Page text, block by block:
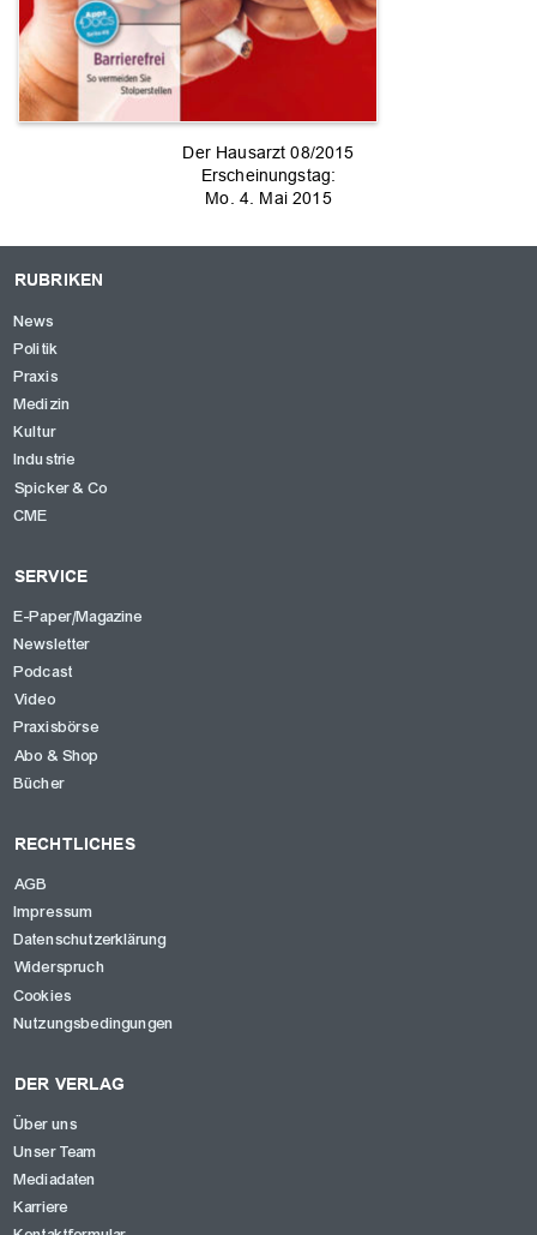
Der Hausarzt 08/2015
Erscheinungstag:
Mo. 4. Mai 2015
RUBRIKEN
News
Politik
Praxis
Medizin
Kultur
Industrie
Spicker & Co
CME
SERVICE
E-Paper/Magazine
Newsletter
Podcast
Video
Praxisbörse
Abo & Shop
Bücher
RECHTLICHES
AGB
Impressum
Datenschutzerklärung
Widerspruch
Cookies
Nutzungsbedingungen
DER VERLAG
Über uns
Unser Team
Mediadaten
Karriere